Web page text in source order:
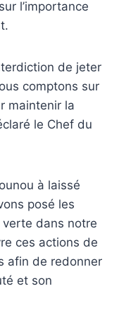
l’importance
de jeter
comptons sur
maintenir la
le Chef du
à laissé
posé les
verte dans notre
ces actions de
afin de redonner
et son